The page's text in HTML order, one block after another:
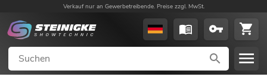
Verkauf nur an Gewerbetreibende. Preise zzgl. MwSt.